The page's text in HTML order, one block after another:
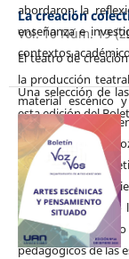
abordaron la
enseñanza e
contextos
Una selección de
esta edición del
La creación
Vol. 10 Núm. 19
El teatro de
la producción
material escénico
corporalidad y el
participante tiene
grupal y
expresiones y
movimiento afirmó
para el teatro, lo
pedagógicos de las